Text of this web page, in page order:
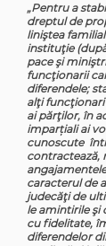
„Pentru a
dreptul de
liniştea
instituţie
pace şi
funcţionarii
diferendele;
alţi funcţionari
ai părţilor, în
imparțiali ai
cunoscute
contractează,
caracterul de
judecăţi de
le amintirile şi
cu fidelitate,
diferendelor